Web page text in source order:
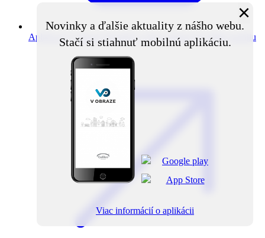
Aplikácia V obraze Novinky z obce priamo do vášho mobilu
Novinky a ďalšie aktuality z nášho webu.
Stačí si stiahnuť mobilnú aplikáciu.
×
Viac informácií o aplikácii